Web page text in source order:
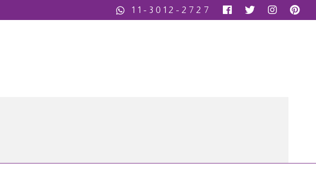
11-3012-2727